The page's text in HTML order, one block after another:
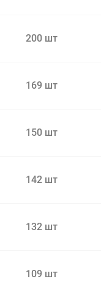
200 шт
169 шт
150 шт
142 шт
132 шт
109 шт